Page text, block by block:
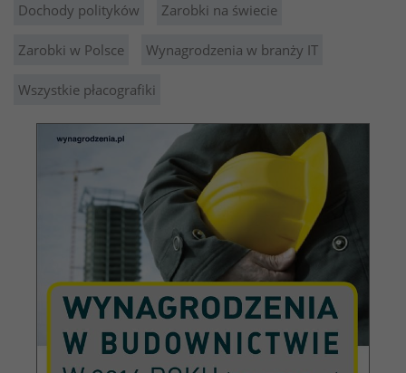
Dochody polityków Zarobki na świecie
Zarobki w Polsce Wynagrodzenia w branży IT
Wszystkie płacografiki